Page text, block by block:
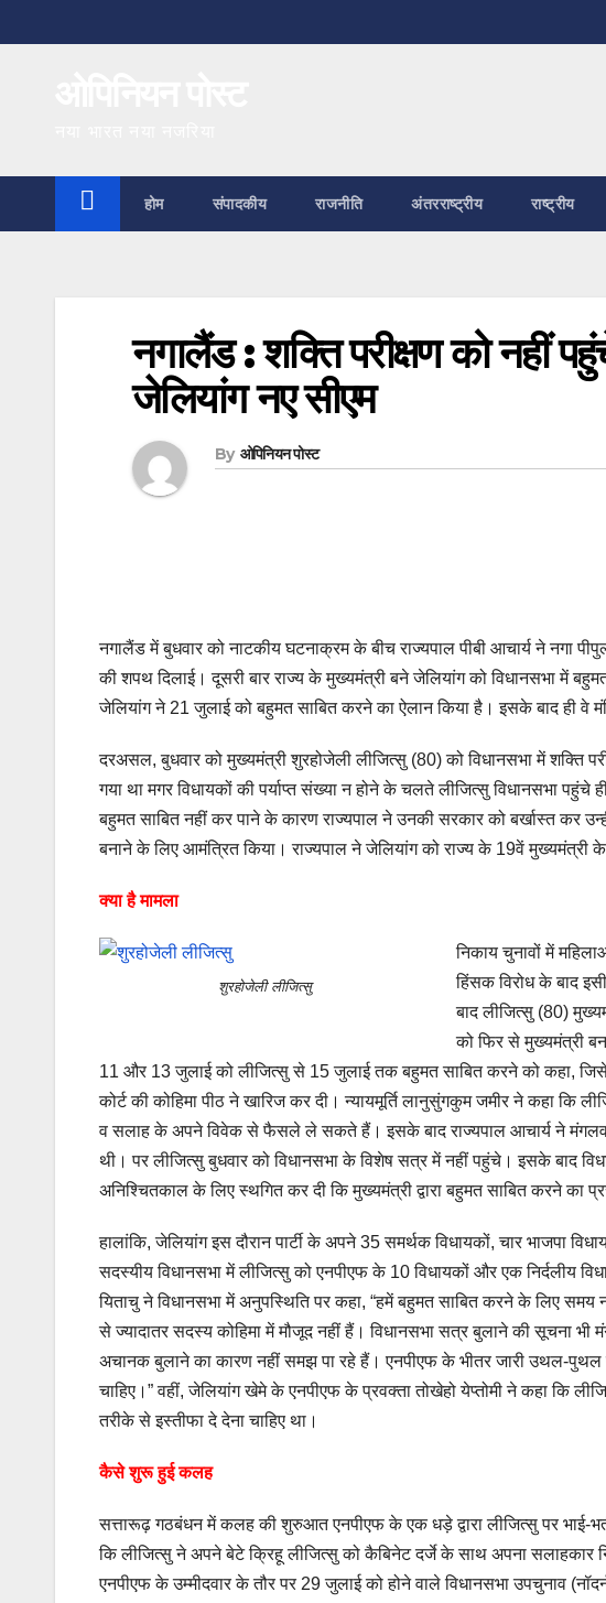
to
होम संपादकीय राजनीति अंतरराष्ट्रीय राष्ट्रीय
नगालैंड : शक्ति परीक्षण को नहीं
जेलियांग नए सीएम
By ओपिनियन पोस्ट
नगालैंड में बुधवार को नाटकीय घटनाक्रम के बीच राज्यपाल पीबी आचार्य ने नगा
की शपथ दिलाई। दूसरी बार राज्य के मुख्यमंत्री बने जेलियांग को विधानसभा में
जेलियांग ने 21 जुलाई को बहुमत साबित करने का ऐलान किया है। इसके बाद ही वे
दरअसल, बुधवार को मुख्यमंत्री शुरहोजेली लीजित्सु (80) को विधानसभा में शक्ति
गया था मगर विधायकों की पर्याप्त संख्या न होने के चलते लीजित्सु विधानसभा पहुंचे
बहुमत साबित नहीं कर पाने के कारण राज्यपाल ने उनकी सरकार को बर्खास्त कर
बनाने के लिए आमंत्रित किया। राज्यपाल ने जेलियांग को राज्य के 19वें मुख्यमंत्री
क्या है मामला
शुरहोजेली लीजित्सु
निकाय चुनावों में
हिंसक विरोध के बाद
बाद लीजित्सु (80)
को फिर से मुख्यमंत्री
11 और 13 जुलाई को लीजित्सु से 15 जुलाई तक बहुमत साबित करने को कहा, जिसे
कोर्ट की कोहिमा पीठ ने खारिज कर दी। न्यायमूर्ति लानुसुंगकुम जमीर ने कहा कि
व सलाह के अपने विवेक से फैसले ले सकते हैं। इसके बाद राज्यपाल आचार्य ने
थी। पर लीजित्सु बुधवार को विधानसभा के विशेष सत्र में नहीं पहुंचे। इसके बाद
अनिश्चितकाल के लिए स्थगित कर दी कि मुख्यमंत्री द्वारा बहुमत साबित करने का
हालांकि, जेलियांग इस दौरान पार्टी के अपने 35 समर्थक विधायकों, चार भाजपा
सदस्यीय विधानसभा में लीजित्सु को एनपीएफ के 10 विधायकों और एक निर्दलीय
यिताचु ने विधानसभा में अनुपस्थिति पर कहा, “हमें बहुमत साबित करने के लिए
से ज्यादातर सदस्य कोहिमा में मौजूद नहीं हैं। विधानसभा सत्र बुलाने की सूचना भी
अचानक बुलाने का कारण नहीं समझ पा रहे हैं। एनपीएफ के भीतर जारी उथल-पुथल
चाहिए।” वहीं, जेलियांग खेमे के एनपीएफ के प्रवक्ता तोखेहो येप्तोमी ने कहा कि
तरीके से इस्तीफा दे देना चाहिए था।
कैसे शुरू हुई कलह
सत्तारूढ़ गठबंधन में कलह की शुरुआत एनपीएफ के एक धड़े द्वारा लीजित्सु पर भाई-
कि लीजित्सु ने अपने बेटे क्रिहू लीजित्सु को कैबिनेट दर्जे के साथ अपना सलाहकार
एनपीएफ के उम्मीदवार के तौर पर 29 जुलाई को होने वाले विधानसभा उपचुनाव